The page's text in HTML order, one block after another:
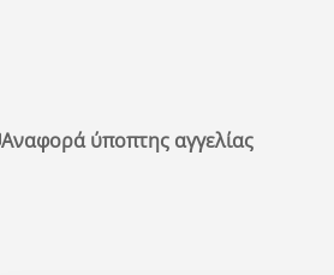
Αναφορά ύποπτης αγγελίας